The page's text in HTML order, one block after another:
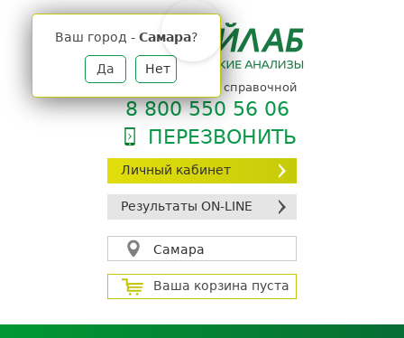
Личный кабинет
Результаты ON-LINE
Самара
Ваш город - Самара?
Да Нет
Ваша корзина пуста
телефон единой справочной
8 800 550 56 06
ПЕРЕЗВОНИТЬ